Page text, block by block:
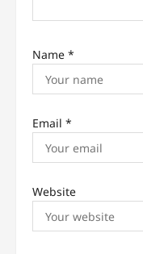
Name *
Email *
Website